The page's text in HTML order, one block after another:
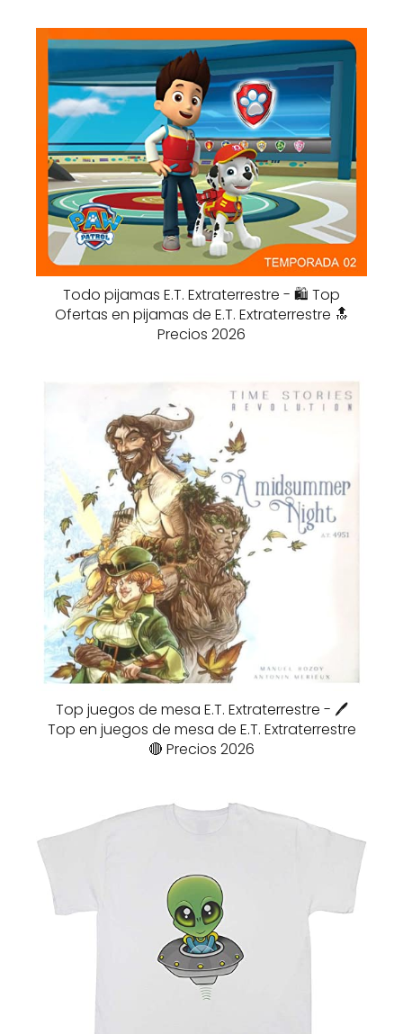
Todo pijamas E.T. Extraterrestre - 🛍️ Top
Ofertas en pijamas de E.T. Extraterrestre 🔝
Precios 2026
Top juegos de mesa E.T. Extraterrestre - 🖊️
Top en juegos de mesa de E.T. Extraterrestre
🔴 Precios 2026